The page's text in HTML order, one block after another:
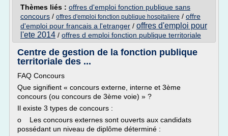
Thèmes liés : offres d'emploi fonction publique sans
concours / offres d'emploi fonction publique hospitaliere / offre
d'emploi pour francais a l'etranger / offres d'emploi pour
l'ete 2014 / offres d emploi fonction publique territoriale
Centre de gestion de la fonction publique
territoriale des ...
FAQ Concours
Que signifient « concours externe, interne et 3ème
concours (ou concours de 3ème voie) » ?
Il existe 3 types de concours :
o Les concours externes sont ouverts aux candidats
possédant un niveau de diplôme déterminé :